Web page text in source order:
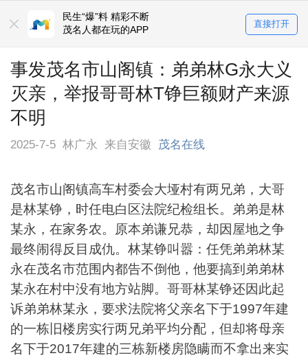
民生“爆”料 精彩不断
茂名人都在玩的APP
直接打开
事发茂名市山阁镇：弟弟林G永大义
灭亲，举报哥哥林T铮巨额财产来源
不明
2025-7-5 林广永 来自安徽 茂名在线
茂名市山阁镇高车村委会大垭村有两兄弟，大哥
是林某铮，时任电白区法院纪检组长。弟弟是林
某永，在家务农。原本弟谦兄恭，却因屋地之争
最终闹得反目成仇。林某铮叫嚣 ：任凭弟弟林某
永在茂名市范围内都告不倒他，他要搞到弟弟林
某永在村中没有地方站脚。哥哥林某铮还因此起
诉弟弟林某永，要求法院将父亲名下于1997年建
的一栋旧楼房实行两兄弟平均分配，但却将母亲
名下于2017年建的三栋新楼房隐瞒而不拿出来实